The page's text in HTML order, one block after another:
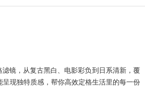
镜，从复古黑白、电影彩负到日系清新，覆
现独特质感，帮你高效定格生活里的每一份